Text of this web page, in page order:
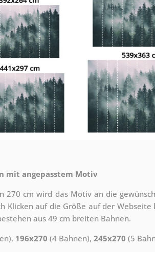
mit angepasstem Motiv
270 cm wird das Motiv an die
Klicken auf die Größe auf der
aus 49 cm breiten Bahnen.
196x270 (4 Bahnen), 245x270 (5